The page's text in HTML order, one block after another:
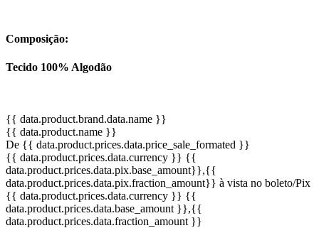
Composição:
Tecido 100% Algodão
{{ data.product.brand.data.name }}
{{ data.product.name }}
De {{ data.product.prices.data.price_sale_formated }}
{{ data.product.prices.data.currency }} {{
data.product.prices.data.pix.base_amount}},{{
data.product.prices.data.pix.fraction_amount}} à vista no boleto/Pix
{{ data.product.prices.data.currency }} {{
data.product.prices.data.base_amount }},{{
data.product.prices.data.fraction_amount }}